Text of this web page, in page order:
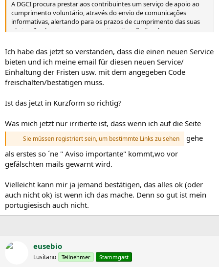
A DGCI procura prestar aos contribuintes um serviço de apoio ao
cumprimento voluntário, através do envio de comunicações
informativas, alertando para os prazos de cumprimento das suas
obrigações legais e para a respectiva situação fiscal.
O serviço que nos propomos prestar é gratuito, de carácter pessoal
e confidencial, mas para o fazermos de forma segura necessitamos
que confirme o seu endereço de correio electrónico.
A DGCI apenas irá enviar informação de apoio aos contribuintes que
fiabilizados.
Seus Serviços > Outros Serviços > Confirmação de Contactos > Email
e introduza o código abaixo indicado:
................
A utilização dos novos canais de comunicação visa facilitar a
interacção da DGCI com os contribuintes pelo que estas
comunicações podem também ser enviadas para o telemóvel. Caso
ainda não tenha autorizado o envio de sms e pretenda usufruir
deste serviço, aceda a
Para esclarecer qualquer dúvida contacte o Centro de Atendimento
Telefónico através do número 707 206 707.
Ich habe das jetzt so verstanden, dass die einen neuen Service
bieten und ich meine email für diesen neuen Service/
Einhaltung der Fristen usw. mit dem angegeben Code
freischalten/bestätigen muss.
Ist das jetzt in Kurzform so richtig?
Was mich jetzt nur irritierte ist, dass wenn ich auf die Seite
Sie müssen registriert sein, um bestimmte Links zu sehen
gehe
als erstes so ´ne " Aviso importante" kommt,wo vor
gefälschten mails gewarnt wird.
Vielleicht kann mir ja jemand bestätigen, das alles ok (oder
auch nicht ok) ist wenn ich das mache. Denn so gut ist mein
portugiesisch auch nicht.
eusebio
Lusitano Teilnehmer Stammgast